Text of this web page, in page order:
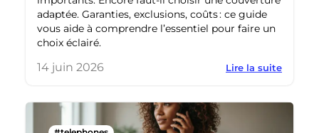
adaptée. Garanties, exclusions, coûts : ce guide
vous aide à comprendre l’essentiel pour faire un
choix éclairé.
14 juin 2026 Lire la suite